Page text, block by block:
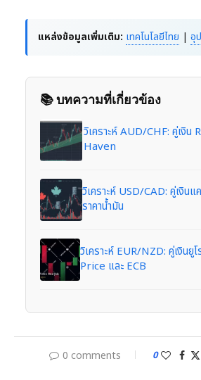
แหล่งข้อมูลเพิ่มเติม: เทคโนโลยีไทย | อุ
📚 บทความที่เกี่ยวข้อง
วิเคราะห์ AUD/CHF: คู่เงิน
Haven
วิเคราะห์ USD/CAD: คู่เงิน
ราคาน้ำมัน
วิเคราะห์ EUR/NZD: คู่เงิน
Price และ ECB
0 comments 0